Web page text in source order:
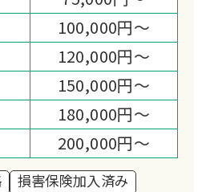
100,000円～
120,000円～
150,000円～
180,000円～
200,000円～
損害保険加入済み